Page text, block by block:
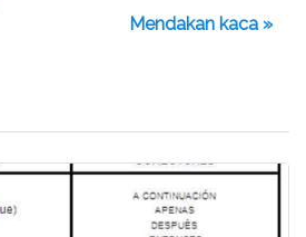
Mendakan kaca »